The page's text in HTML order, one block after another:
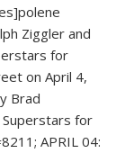
Ziggler and
for
on April 4,
Brad
for
APRIL 04: